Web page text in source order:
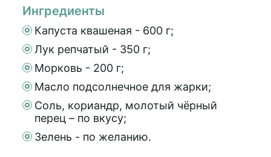
Ингредиенты
Капуста квашеная - 600 г;
Лук репчатый - 350 г;
Морковь - 200 г;
Масло подсолнечное для жарки;
Соль, кориандр, молотый чёрный
перец – по вкусу;
Зелень - по желанию.